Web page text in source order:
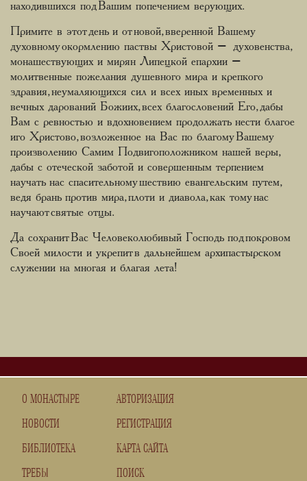
находившихся под Вашим попечением верующих.
Примите в этот день и от новой, вверенной Вашему
духовному окормлению паствы Христовой – духовенства,
монашествующих и мирян Липецкой епархии –
молитвенные пожелания душевного мира и крепкого
здравия, неумаляющихся сил и всех иных временных и
вечных дарований Божиих, всех благословений Его, дабы
Вам с ревностью и вдохновением продолжать нести благое
иго Христово, возложенное на Вас по благому Вашему
произволению Самим Подвигоположником нашей веры,
дабы с отеческой заботой и совершенным терпением
научать нас спасительному шествию евангельским путем,
ведя брань против мира, плоти и диавола, как тому нас
научают святые отцы.
Да сохранит Вас Человеколюбивый Господь под покровом
Своей милости и укрепит в дальнейшем архипастырском
служении на многая и благая лета!
О МОНАСТЫРЕ
НОВОСТИ
БИБЛИОТЕКА
ТРЕБЫ
АВТОРИЗАЦИЯ
РЕГИСТРАЦИЯ
КАРТА САЙТА
ПОИСК